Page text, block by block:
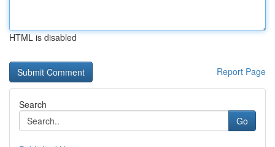
HTML is disabled
Report Page
Search
Go